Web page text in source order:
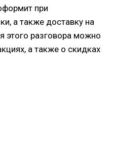
при
а также доставку на
этого разговора можно
а также о скидках